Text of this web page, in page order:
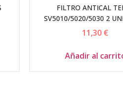
FILTRO ANTICAL
SV5010/5020/5030 2
11,30 €
Añadir al